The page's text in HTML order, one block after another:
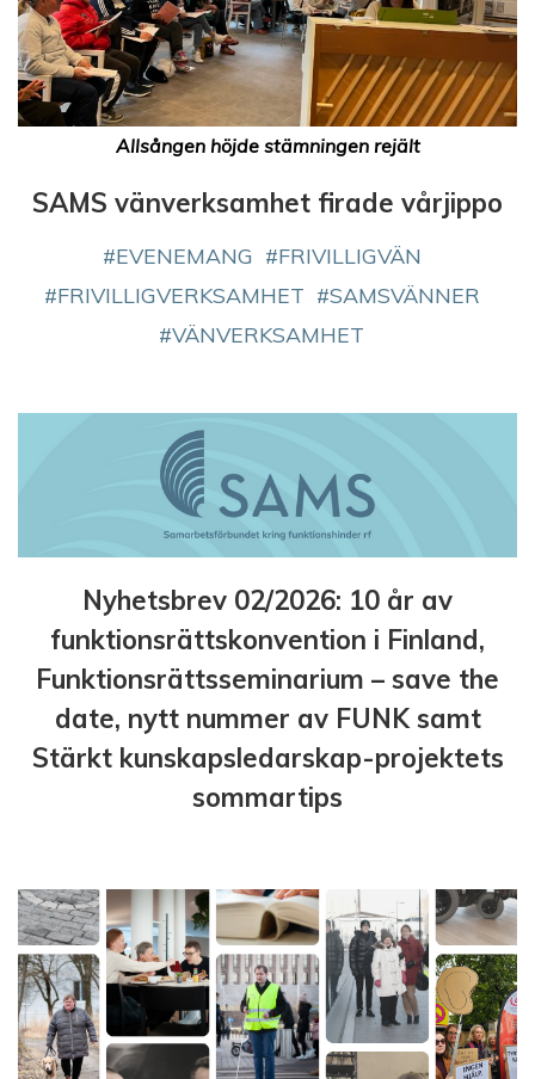
Allsången höjde stämningen rejält
SAMS vänverksamhet firade vårjippo
EVENEMANG
FRIVILLIGVÄN
FRIVILLIGVERKSAMHET
SAMSVÄNNER
VÄNVERKSAMHET
Nyhetsbrev 02/2026: 10 år av
funktionsrättskonvention i Finland,
Funktionsrättsseminarium – save the
date, nytt nummer av FUNK samt
Stärkt kunskapsledarskap-projektets
sommartips